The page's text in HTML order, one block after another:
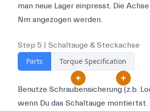
man neue Lager einpresst. Die
Nm angezogen werden.
Step 5 | Schaltauge & Steckachse
Parts Torque Specification
Benutze Schraubensicherung (z.b.
wenn Du das Schaltauge montiertst.